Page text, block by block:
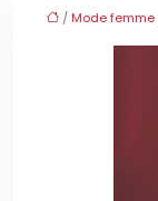
/ Mode femme